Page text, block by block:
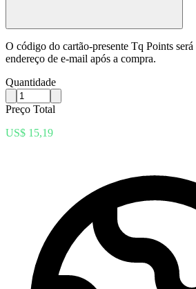
O código do cartão-presente Tq Points será
endereço de e-mail após a compra.
Quantidade
Preço Total
US$ 15,19